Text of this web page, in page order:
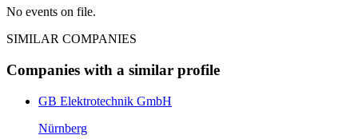
No events on file.
SIMILAR COMPANIES
Companies with a similar profile
GB Elektrotechnik GmbH
Nürnberg